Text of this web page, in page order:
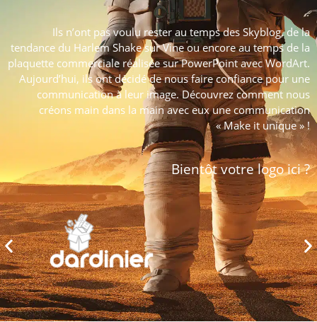
Ils n’ont pas voulu rester au temps des Skyblog, de la
tendance du Harlem Shake sur Vine ou encore au temps de la
plaquette commerciale réalisée sur PowerPoint avec WordArt.
Aujourd’hui, ils ont décidé de nous faire confiance pour une
communication à leur image. Découvrez comment nous
créons main dans la main avec eux une communication
« Make it unique » !
Bientôt votre logo ici ?